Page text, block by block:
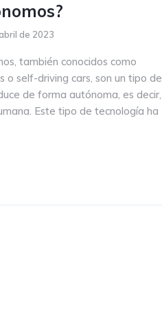
de 2023
también conocidos como
o self-driving cars, son un tipo de
de forma autónoma, es decir,
Este tipo de tecnología ha